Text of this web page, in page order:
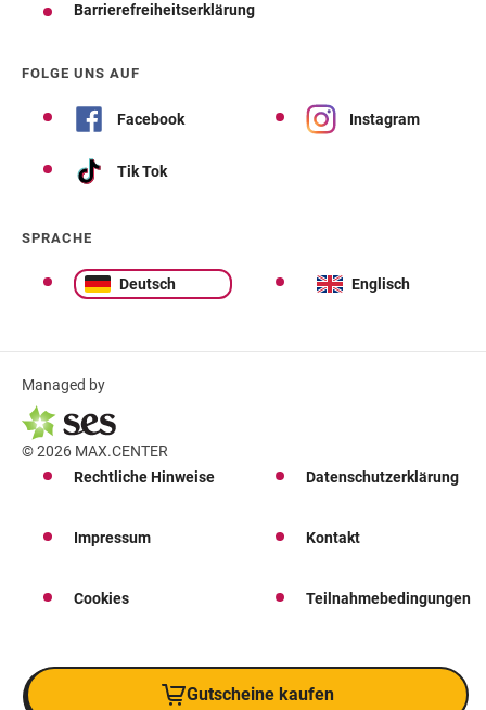
Barrierefreiheitserklärung
FOLGE UNS AUF
Facebook Instagram
Tik Tok
SPRACHE
Deutsch Englisch
Managed by
© 2026 MAX.CENTER
Rechtliche Hinweise
Datenschutzerklärung
Impressum Kontakt
Cookies Teilnahmebedingungen
Gutscheine kaufen